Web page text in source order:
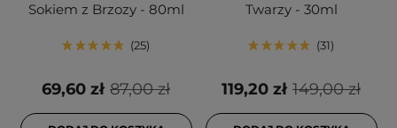
Sokiem z Brzozy - 80ml
25
87,00 zł
69,60 zł
Twarzy - 30ml
31
149,00 zł
119,20 zł